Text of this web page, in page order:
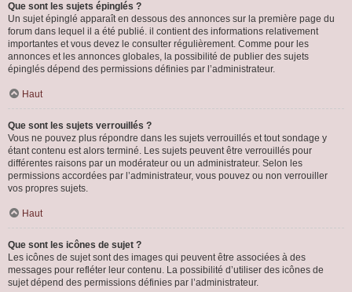
Que sont les sujets épinglés ?
Un sujet épinglé apparaît en dessous des annonces sur la première page du
forum dans lequel il a été publié. il contient des informations relativement
importantes et vous devez le consulter régulièrement. Comme pour les
annonces et les annonces globales, la possibilité de publier des sujets
épinglés dépend des permissions définies par l’administrateur.
Haut
Que sont les sujets verrouillés ?
Vous ne pouvez plus répondre dans les sujets verrouillés et tout sondage y
étant contenu est alors terminé. Les sujets peuvent être verrouillés pour
différentes raisons par un modérateur ou un administrateur. Selon les
permissions accordées par l’administrateur, vous pouvez ou non verrouiller
vos propres sujets.
Haut
Que sont les icônes de sujet ?
Les icônes de sujet sont des images qui peuvent être associées à des
messages pour refléter leur contenu. La possibilité d’utiliser des icônes de
sujet dépend des permissions définies par l’administrateur.